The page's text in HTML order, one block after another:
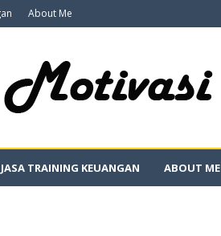
About Me
JASA TRAINING KEUANGAN ABOUT ME